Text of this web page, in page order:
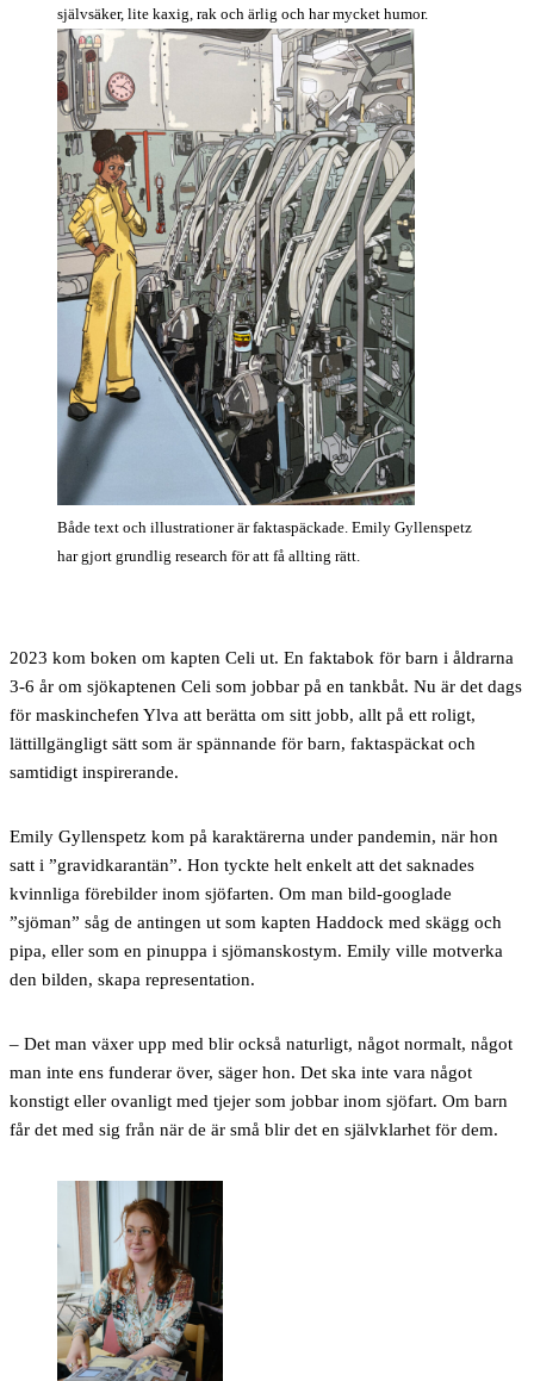
självsäker, lite kaxig, rak och ärlig och har mycket humor.
Både text och illustrationer är faktaspäckade. Emily Gyllenspetz
har gjort grundlig research för att få allting rätt.
2023 kom boken om kapten Celi ut. En faktabok för barn i åldrarna
3-6 år om sjökaptenen Celi som jobbar på en tankbåt. Nu är det dags
för maskinchefen Ylva att berätta om sitt jobb, allt på ett roligt,
lättillgängligt sätt som är spännande för barn, faktaspäckat och
samtidigt inspirerande.
Emily Gyllenspetz kom på karaktärerna under pandemin, när hon
satt i ”gravidkarantän”. Hon tyckte helt enkelt att det saknades
kvinnliga förebilder inom sjöfarten. Om man bild-googlade
”sjöman” såg de antingen ut som kapten Haddock med skägg och
pipa, eller som en pinuppa i sjömanskostym. Emily ville motverka
den bilden, skapa representation.
– Det man växer upp med blir också naturligt, något normalt, något
man inte ens funderar över, säger hon. Det ska inte vara något
konstigt eller ovanligt med tjejer som jobbar inom sjöfart. Om barn
får det med sig från när de är små blir det en självklarhet för dem.